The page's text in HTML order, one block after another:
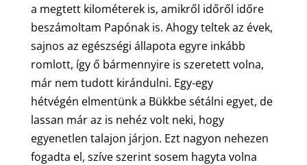
a megtett kilométerek is, amikről időről időre
beszámoltam Papónak is. Ahogy teltek az évek,
sajnos az egészségi állapota egyre inkább
romlott, így ő bármennyire is szeretett volna,
már nem tudott kirándulni. Egy-egy
hétvégén elmentünk a Bükkbe sétálni egyet, de
lassan már az is nehéz volt neki, hogy
egyenetlen talajon járjon. Ezt nagyon nehezen
fogadta el, szíve szerint sosem hagyta volna